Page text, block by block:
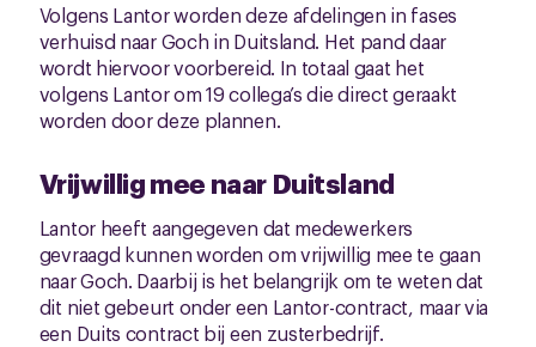
Volgens Lantor worden deze afdelingen in fases
verhuisd naar Goch in Duitsland. Het pand daar
wordt hiervoor voorbereid. In totaal gaat het
volgens Lantor om 19 collega’s die direct geraakt
worden door deze plannen.
Vrijwillig mee naar Duitsland
Lantor heeft aangegeven dat medewerkers
gevraagd kunnen worden om vrijwillig mee te gaan
naar Goch. Daarbij is het belangrijk om te weten dat
dit niet gebeurt onder een Lantor-contract, maar via
een Duits contract bij een zusterbedrijf.